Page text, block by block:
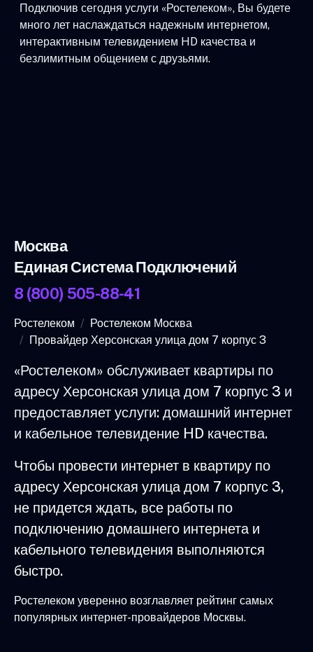
Подключив сегодня услуги «Ростелеком», Вы будете
много лет наслаждаться надежным интернетом,
интерактивным телевидением HD качества и
безлимитным общением с друзьями.
Москва
Единая Система Подключений
8 (800) 505-88-41
Ростелеком
Ростелеком Москва
Провайдер Херсонская улица дом 7 корпус 3
«Ростелеком» обслуживает квартиры по
адресу Херсонская улица дом 7 корпус 3 и
предоставляет услуги: домашний интернет
и кабельное телевидение HD качества.
Чтобы провести интернет в квартиру по
адресу Херсонская улица дом 7 корпус 3,
не придется ждать, все работы по
подключению домашнего интернета и
кабельного телевидения выполняются
быстро.
Ростелеком уверенно возглавляет рейтинг самых
популярных интернет-провайдеров Москвы.